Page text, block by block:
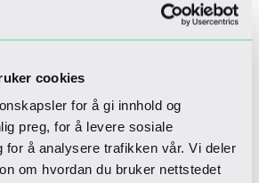
cookies
for å gi innhold og
preg, for å levere sosiale
for å analysere trafikken vår. Vi deler
om hvordan du bruker nettstedet
å ha med hunden på fjelltur, er den